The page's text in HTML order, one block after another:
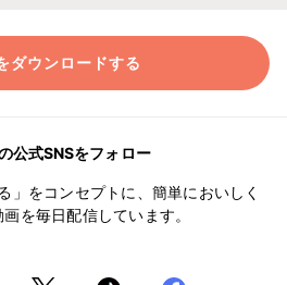
ダウンロードする
公式SNSをフォロー
」をコンセプトに、簡単においしく
を毎日配信しています。